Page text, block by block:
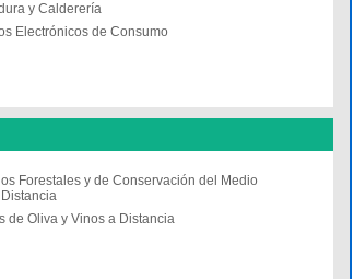
y Calderería
Electrónicos de Consumo
Forestales y de Conservación del Medio
de Oliva y Vinos a Distancia